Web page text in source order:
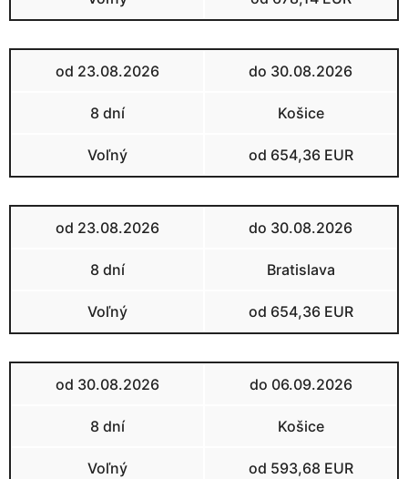
od 23.08.2026 do 30.08.2026
8 dní Košice
Voľný od 654,36 EUR
od 23.08.2026 do 30.08.2026
8 dní Bratislava
Voľný od 654,36 EUR
od 30.08.2026 do 06.09.2026
8 dní Košice
Voľný od 593,68 EUR